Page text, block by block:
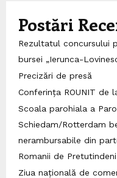
Postări
Rezultatul concursului
bursei „Ierunca-
Precizări de presă
Conferința ROUNIT de
Scoala parohiala a
Schiedam/Rotterdam
nerambursabile din
Romanii de Pretutindeni
Ziua națională de